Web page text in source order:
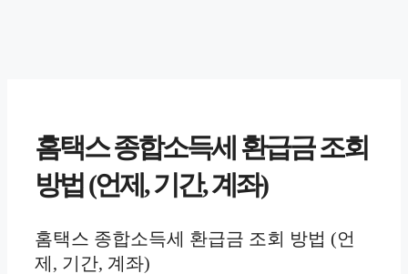
홈택스 종합소득세 환급금 조회
방법 (언제, 기간, 계좌)
홈택스 종합소득세 환급금 조회 방법 (언
제, 기간, 계좌)